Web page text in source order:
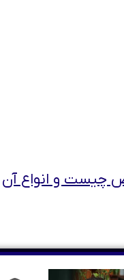
چیست و انواع آن